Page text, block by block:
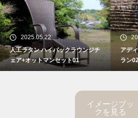
2025.05.22
人工ラタン ハイバックラウンジチ
ェア+オットマンセット01
アデ
ラン02
イメージブッ
クを見る